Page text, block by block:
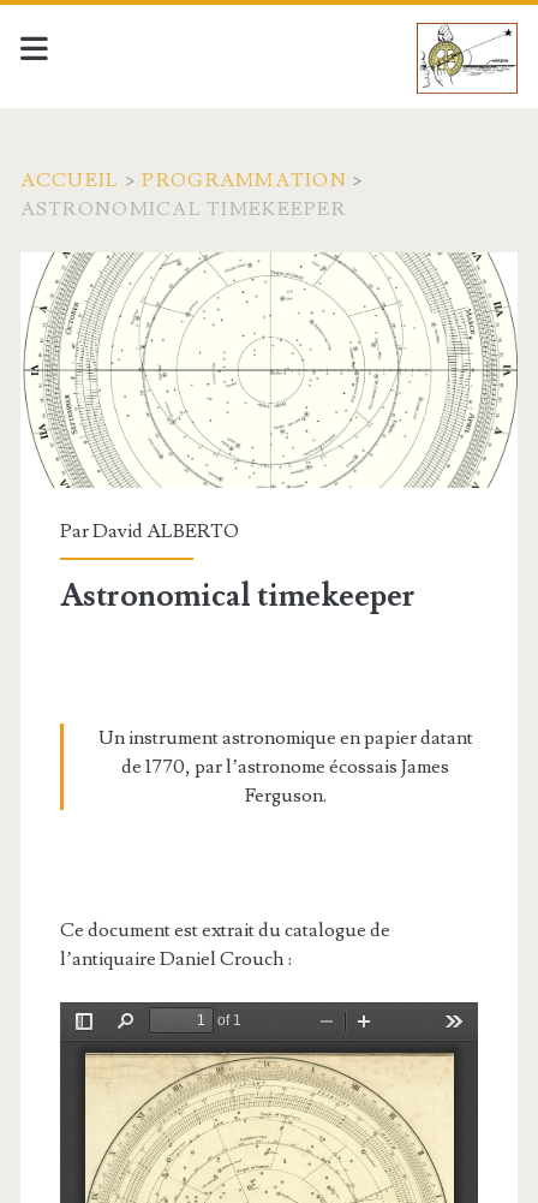
ACCUEIL >PROGRAMMATION >
ASTRONOMICAL TIMEKEEPER
ParDavid ALBERTO
Astronomical timekeeper
Un instrument astronomique en papier datant
de 1770, par l’astronome écossais James
Ferguson.
Ce document est extrait du catalogue de
l’antiquaire Daniel Crouch :